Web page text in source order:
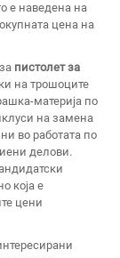
е наведена на
цена на
пистолет за
на трошоците
материја по
на замена
во работата по
делови.
која е
цени